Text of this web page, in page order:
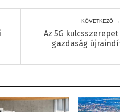
KÖVETKEZŐ →
Az 5G
gazdaság